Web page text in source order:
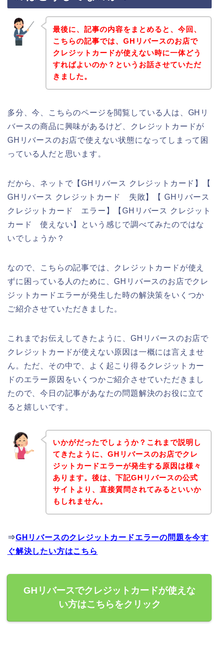
最後に、記事の内容をまとめると、今回、
こちらの記事では、GHリバースのお店で
クレジットカードが使えない時に一体どう
すればよいのか？というお話させていただ
きました。
多分、今、こちらのページを閲覧している人は、GHリ
バースの商品に興味があるけど、クレジットカードが
GHリバースのお店で使えない状態になってしまって困
っている人だと思います。
だから、ネットで【GHリバース クレジットカード】【
GHリバース クレジットカード 失敗】【 GHリバース
クレジットカード エラー】【GHリバース クレジット
カード 使えない】という感じで調べてみたのではな
いでしょうか？
なので、こちらの記事では、クレジットカードが使え
ずに困っている人のために、GHリバースのお店でクレ
ジットカードエラーが発生した時の解決策をいくつか
ご紹介させていただきました。
これまでお伝えしてきたように、GHリバースのお店で
クレジットカードが使えない原因は一概には言えませ
ん。ただ、その中で、よく起こり得るクレジットカー
ドのエラー原因をいくつかご紹介させていただきまし
たので、今日の記事があなたの問題解決のお役に立て
ると嬉しいです。
いかがだったでしょうか？これまで説明し
てきたように、GHリバースのお店でクレ
ジットカードエラーが発生する原因は様々
あります。後は、下記GHリバースの公式
サイトより、直接質問されてみるといいか
もしれません。
⇒GHリバースのクレジットカードエラーの問題を今す
ぐ解決したい方はこちら
GHリバースでクレジットカードが使えな
い方はこちらをクリック